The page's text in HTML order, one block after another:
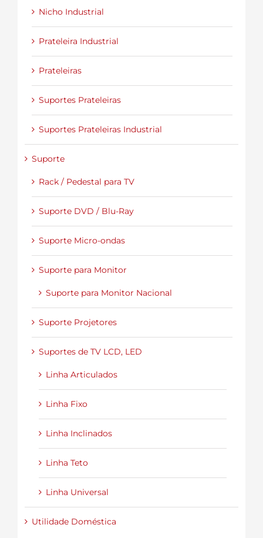
Nicho Industrial
Prateleira Industrial
Prateleiras
Suportes Prateleiras
Suportes Prateleiras Industrial
Suporte
Rack / Pedestal para TV
Suporte DVD / Blu-Ray
Suporte Micro-ondas
Suporte para Monitor
Suporte para Monitor Nacional
Suporte Projetores
Suportes de TV LCD, LED
Linha Articulados
Linha Fixo
Linha Inclinados
Linha Teto
Linha Universal
Utilidade Doméstica